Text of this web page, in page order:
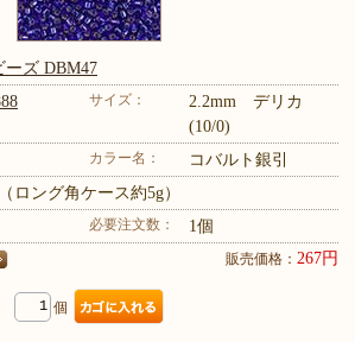
ーズ DBM47
サイズ：
2.2mm デリカ
(10/0)
カラー名： コバルト銀引
ロング角ケース約5g）
必要注文数： 1個
販売価格： 267円
個